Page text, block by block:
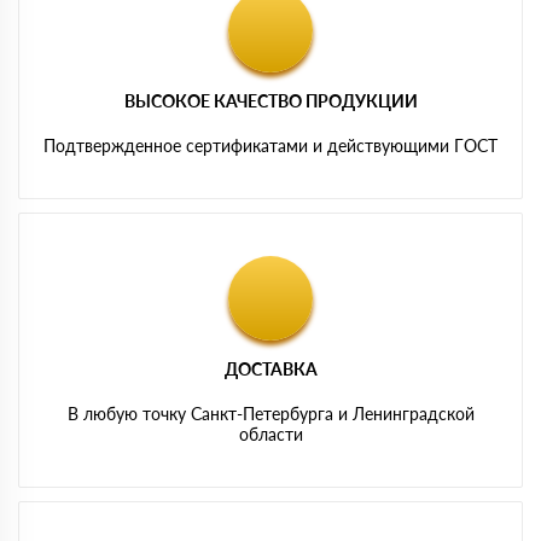
ВЫСОКОЕ КАЧЕСТВО ПРОДУКЦИИ
Подтвержденное сертификатами и действующими ГОСТ
ДОСТАВКА
В любую точку Санкт-Петербурга и Ленинградской
области